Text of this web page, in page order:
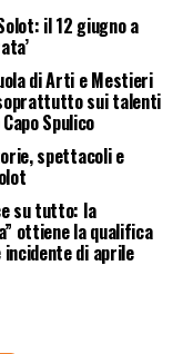
il 12 giugno a
di Arti e Mestieri
soprattutto sui talenti
Spulico
spettacoli e
su tutto: la
ottiene la qualifica
di aprile